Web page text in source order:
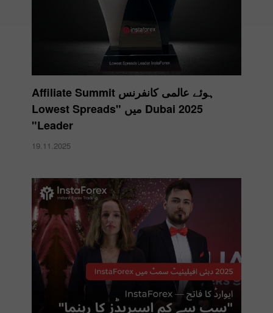
ہوئے عالمی کانفرنس Affiliate Summit
Dubai 2025 میں "Lowest Spreads
Leader"
19.11.2025